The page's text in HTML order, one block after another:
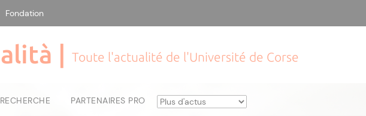
Fondation
| Toute l'actualité de l'Université de Corse
RECHERCHE PARTENAIRES PRO